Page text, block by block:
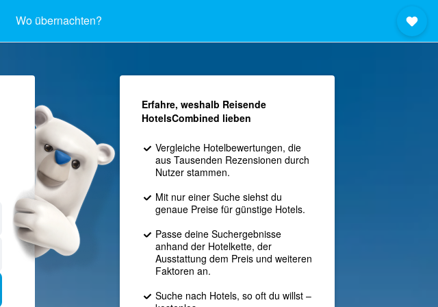
Wo übernachten?
Erfahre, weshalb Reisende
HotelsCombined lieben
Vergleiche Hotelbewertungen, die
aus Tausenden Rezensionen durch
Nutzer stammen.
Mit nur einer Suche siehst du
genaue Preise für günstige Hotels.
Passe deine Suchergebnisse
anhand der Hotelkette, der
Ausstattung dem Preis und weiteren
Faktoren an.
Suche nach Hotels, so oft du willst –